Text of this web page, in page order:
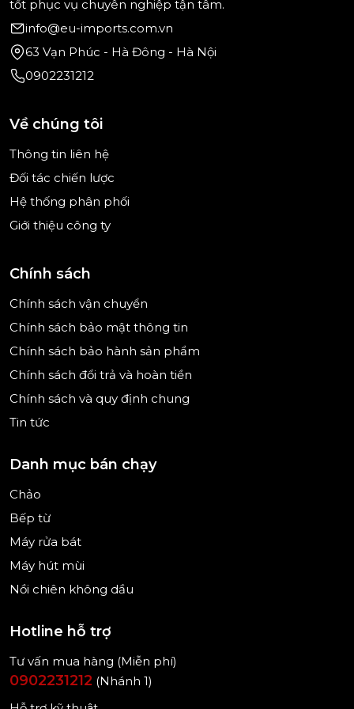
4 chế độ tốc độ – Linh hoạt cho mọi công thức
Tốc độ trung bình: Đánh bông trứng, kem.
nặng.
Bảng điều khiển trực quan, dễ thao tác, giúp cả
người mới bắt đầu cũng có thể sử dụng thành
thạo chỉ sau vài lần thử.
tốt phục vụ chuyên nghiệp tận tâm.
info@eu-imports.com.vn
63 Vạn Phúc - Hà Đông - Hà Nội
0902231212
Về chúng tôi
Thông tin liên hệ
Đối tác chiến lược
Hệ thống phân phối
Giới thiệu công ty
Chính sách
Chính sách vận chuyển
Chính sách bảo mật thông tin
Chính sách bảo hành sản phẩm
Chính sách đổi trả và hoàn tiền
Chính sách và quy định chung
Tin tức
Danh mục bán chạy
Chảo
Bếp từ
Máy rửa bát
Máy hút mùi
Nồi chiên không dầu
Hotline hỗ trợ
Tư vấn mua hàng (Miễn phí)
0902231212 (Nhánh 1)